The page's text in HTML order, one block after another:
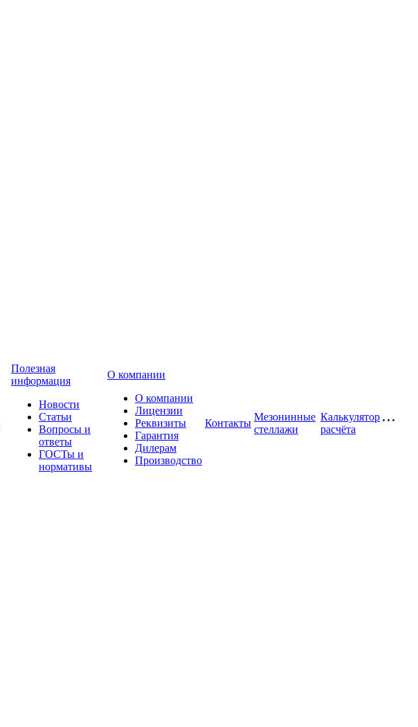
Полезная
информация
Новости
Статьи
Вопросы и
ответы
ГОСТы и
нормативы
О компании
О компании
Лицензии
Реквизиты
Гарантия
Дилерам
Производство
Контакты
Мезонинные
стеллажи
Калькулятор
расчёта